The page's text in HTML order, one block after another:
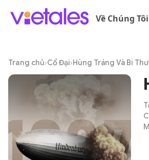
Về Chúng Tôi
Trang chủ›Cổ Đại›Hùng Tráng Và Bi